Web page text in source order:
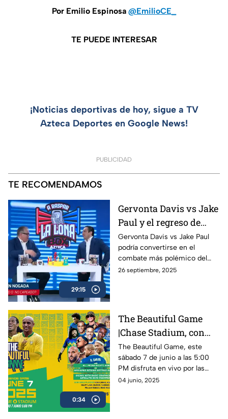
Por Emilio Espinosa @EmilioCE_
TE PUEDE INTERESAR
¡Noticias deportivas de hoy, sigue a TV
Azteca Deportes en Google News!
PUBLICIDAD
TE RECOMENDAMOS
29:15
Gervonta Davis vs Jake
Paul y el regreso de
Ryan García | A Raspar
La Lona
Gervonta Davis vs Jake Paul
podría convertirse en el
combate más polémico del
año, mientras Ryan García
26 septiembre, 2025
0:34
The Beautiful Game
|Chase Stadium, con
Ronaldinho y Roberto
Carlos | 7 de junio a las
5:00 PM
The Beautiful Game, este
sábado 7 de junio a las 5:00
PM disfruta en vivo por las
plataformas de Azteca
04 junio, 2025